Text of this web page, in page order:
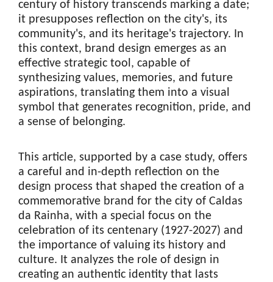
century of history transcends marking a date;
it presupposes reflection on the city's, its
community's, and its heritage's trajectory. In
this context, brand design emerges as an
effective strategic tool, capable of
synthesizing values, memories, and future
aspirations, translating them into a visual
symbol that generates recognition, pride, and
a sense of belonging.
This article, supported by a case study, offers
a careful and in-depth reflection on the
design process that shaped the creation of a
commemorative brand for the city of Caldas
da Rainha, with a special focus on the
celebration of its centenary (1927-2027) and
the importance of valuing its history and
culture. It analyzes the role of design in
creating an authentic identity that lasts